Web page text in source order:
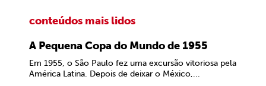
conteúdos mais lidos
A Pequena Copa do Mundo de 1955
Em 1955, o São Paulo fez uma excursão vitoriosa pela
América Latina. Depois de deixar o México,...